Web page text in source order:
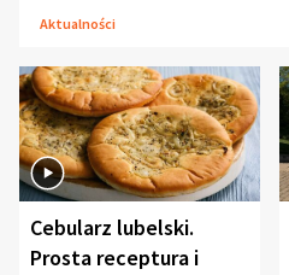
Aktualności
Cebularz lubelski.
Prosta receptura i